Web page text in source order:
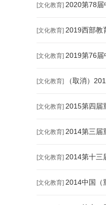
[文化教育] 2020第78届
[文化教育] 2019西部教
[文化教育] 2019第76届
[文化教育] （取消）
[文化教育] 2015第四届
[文化教育] 2014第三届
[文化教育] 2014第十三
[文化教育] 2014中国（